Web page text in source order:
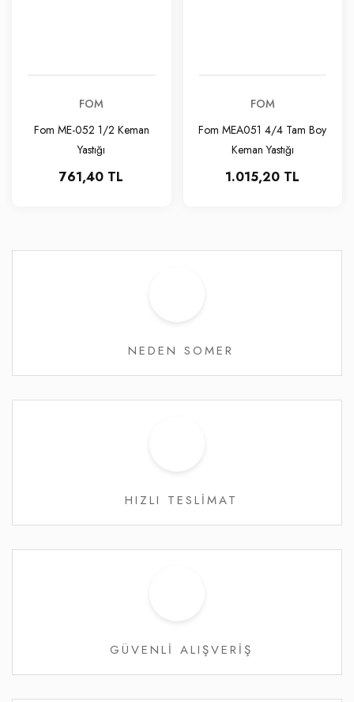
FOM
Fom ME-052 1/2 Keman
Yastığı
761,40 TL
FOM
Fom MEA051 4/4 Tam Boy
Keman Yastığı
1.015,20 TL
NEDEN SOMER
HIZLI TESLİMAT
GÜVENLİ ALIŞVERİŞ